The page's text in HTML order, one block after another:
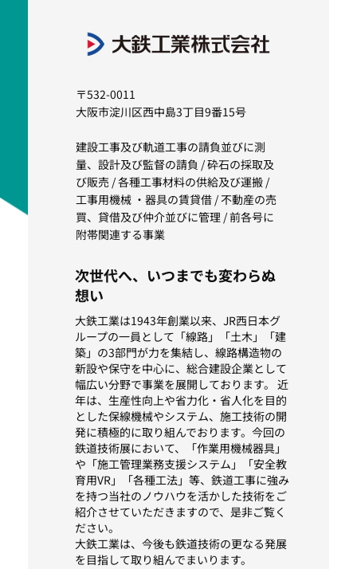
〒532-0011
大阪市淀川区西中島3丁目9番15号
建設工事及び軌道工事の請負並びに測
量、設計及び監督の請負 / 砕石の採取及
び販売 / 各種工事材料の供給及び運搬 /
工事用機械 ・器具の賃貸借 / 不動産の売
買、貸借及び仲介並びに管理 / 前各号に
附帯関連する事業
次世代へ、いつまでも変わらぬ
想い
大鉄工業は1943年創業以来、JR西日本グ
ループの一員として「線路」「土木」「建
築」の3部門が力を集結し、線路構造物の
新設や保守を中心に、総合建設企業として
幅広い分野で事業を展開しております。 近
年は、生産性向上や省力化・省人化を目的
とした保線機械やシステム、施工技術の開
発に積極的に取り組んでおります。今回の
鉄道技術展において、「作業用機械器具」
や「施工管理業務支援システム」「安全教
育用VR」「各種工法」等、鉄道工事に強み
を持つ当社のノウハウを活かした技術をご
紹介させていただきますので、是非ご覧く
ださい。
大鉄工業は、今後も鉄道技術の更なる発展
を目指して取り組んでまいります。